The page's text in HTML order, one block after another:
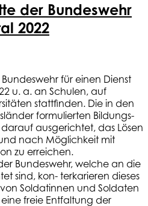
der Bundeswehr
2022
für einen Dienst
u. a. an Schulen, auf
stattfinden. Die in den
formulierten Bildungs-
ausgerichtet, das Lösen
nach Möglichkeit mit
zu erreichen.
Bundeswehr, welche an die
sind, kon- terkarieren dieses
Soldatinnen und Soldaten
freie Entfaltung der